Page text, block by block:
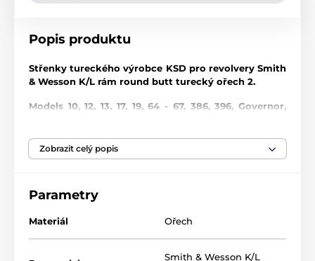
Popis produktu
Střenky tureckého výrobce KSD pro revolvery Smith
& Wesson K/L rám round butt turecký ořech 2.
Models 10, 12, 13, 17, 19, 64 - 67, 386, 396, Governor,
V případě zájmu jsme schopni pro Vás objednat
Dřevo
KSD rukojetí z tvrdého dřeva obsahuje oslnivou řadu
Zobrazit celý popis
Parametry
Materiál Ořech
Smith & Wesson K/L